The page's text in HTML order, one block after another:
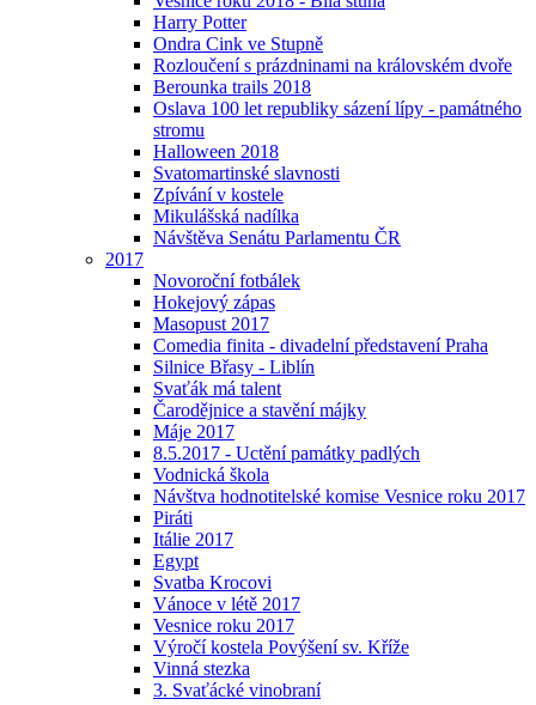
Harry Potter
Ondra Cink ve Stupně
Rozloučení s prázdninami na královském dvoře
Berounka trails 2018
Oslava 100 let republiky sázení lípy - památného
stromu
Halloween 2018
Svatomartinské slavnosti
Zpívání v kostele
Mikulášská nadílka
Návštěva Senátu Parlamentu ČR
2017
Novoroční fotbálek
Hokejový zápas
Masopust 2017
Comedia finita - divadelní představení Praha
Silnice Břasy - Liblín
Svaťák má talent
Čarodějnice a stavění májky
Máje 2017
8.5.2017 - Uctění památky padlých
Vodnická škola
Návštva hodnotitelské komise Vesnice roku 2017
Piráti
Itálie 2017
Egypt
Svatba Krocovi
Vánoce v létě 2017
Vesnice roku 2017
Výročí kostela Povýšení sv. Kříže
Vinná stezka
3. Svaťácké vinobraní